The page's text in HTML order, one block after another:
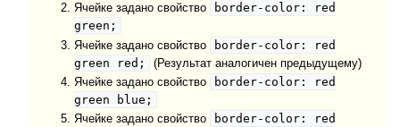
Ячейке задано свойство
border-color: red
green;
Ячейке задано свойство
border-color: red
green red;
(Результат аналогичен предыдущему)
Ячейке задано свойство
border-color: red
green blue;
Ячейке задано свойство
border-color: red